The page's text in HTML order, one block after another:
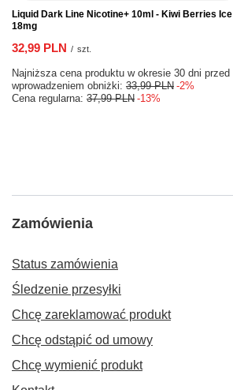
Liquid Dark Line Nicotine+ 10ml - Kiwi Berries Ice
18mg
32,99 PLN / szt.
Najniższa cena produktu w okresie 30 dni przed
wprowadzeniem obniżki: 33,99 PLN -2%
Cena regularna: 37,99 PLN -13%
Zamówienia
Status zamówienia
Śledzenie przesyłki
Chcę zareklamować produkt
Chcę odstąpić od umowy
Chcę wymienić produkt